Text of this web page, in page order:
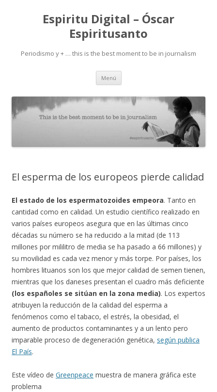
Espiritu Digital – Óscar
Espiritusanto
Periodismo y + … this is the best moment to be in journalism
Menú Ir
contenido
El esperma de los europeos pierde calidad
El estado de los espermatozoides empeora. Tanto en
cantidad como en calidad. Un estudio científico realizado en
varios países europeos asegura que en las últimas cinco
décadas su número se ha reducido a la mitad (de 113
millones por mililitro de media se ha pasado a 66 millones) y
su movilidad es cada vez menor y más torpe. Por países, los
hombres lituanos son los que mejor calidad de semen tienen,
mientras que los daneses presentan el cuadro más deficiente
(los españoles se sitúan en la zona media). Los expertos
atribuyen la reducción de la calidad del esperma a
fenómenos como el tabaco, el estrés, la obesidad, el
aumento de productos contaminantes y a un lento pero
imparable proceso de degeneración genética, según publica
El País.
Este vídeo de Greenpeace muestra de manera gráfica este
problema